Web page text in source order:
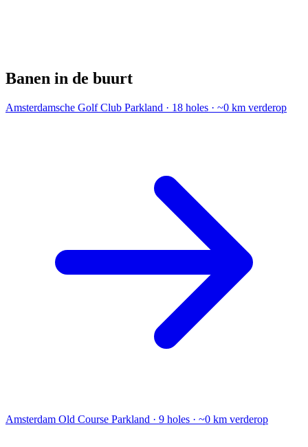
Banen in de buurt
Amsterdamsche Golf Club Parkland · 18 holes · ~0 km verderop
Amsterdam Old Course Parkland · 9 holes · ~0 km verderop